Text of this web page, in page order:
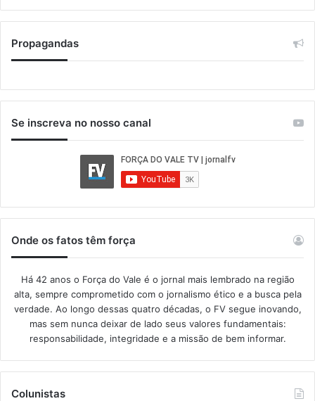
Propagandas
Se inscreva no nosso canal
Onde os fatos têm força
Há 42 anos o Força do Vale é o jornal mais lembrado na região
alta, sempre comprometido com o jornalismo ético e a busca pela
verdade. Ao longo dessas quatro décadas, o FV segue inovando,
mas sem nunca deixar de lado seus valores fundamentais:
responsabilidade, integridade e a missão de bem informar.​
Colunistas